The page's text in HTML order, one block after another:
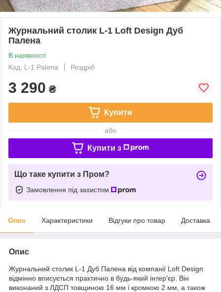
Журнальний столик L-1 Loft Design Дуб
Палена
В наявності
Код: L-1 Palena
Роздріб
3 290 ₴
Купити
або
Купити з
Що таке купити з Пром?
Замовлення під захистом
Опис Характеристики Відгуки про товар Доставка
Опис
Журнальний столик L-1 Дуб Палена від компанії Loft Design
відмінно вписується практично в будь-який інтер'єр. Він
виконаний з ЛДСП товщиною 16 мм і кромкою 2 мм, а також